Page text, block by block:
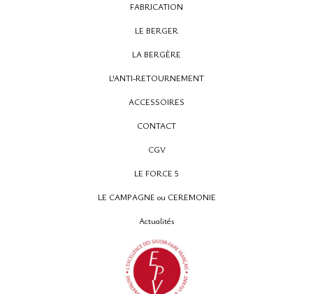
FABRICATION
LE BERGER
LA BERGÈRE
L'ANTI-RETOURNEMENT
ACCESSOIRES
CONTACT
CGV
LE FORCE 5
LE CAMPAGNE ou CEREMONIE
Actualités
12, rue Montpensier
05 59 27 53 66